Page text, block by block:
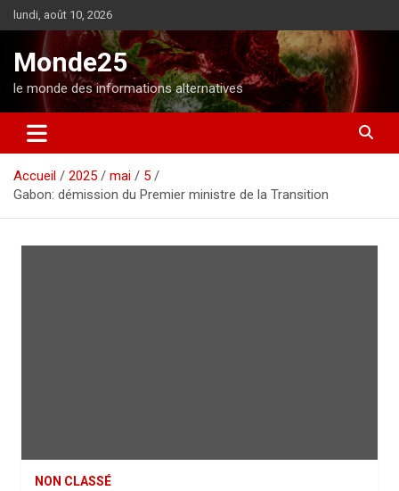
l
o
e
lundi, août 10, 2026
Monde25
le monde des informations alternatives
Accueil 2025 mai
5
Gabon: démission du Premier ministre de la Transition
NON CLASSÉ